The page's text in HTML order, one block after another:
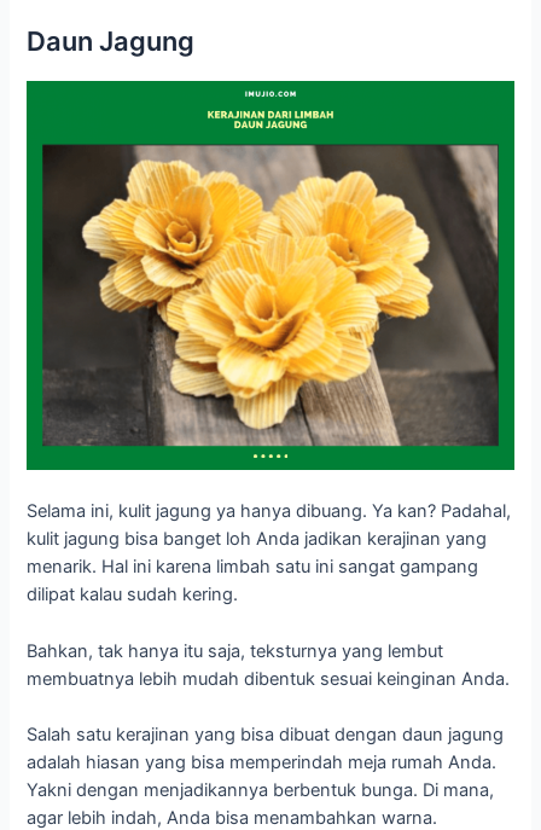
Daun Jagung
Selama ini, kulit jagung ya hanya dibuang. Ya kan? Padahal,
kulit jagung bisa banget loh Anda jadikan kerajinan yang
menarik. Hal ini karena limbah satu ini sangat gampang
dilipat kalau sudah kering.
Bahkan, tak hanya itu saja, teksturnya yang lembut
membuatnya lebih mudah dibentuk sesuai keinginan Anda.
Salah satu kerajinan yang bisa dibuat dengan daun jagung
adalah hiasan yang bisa memperindah meja rumah Anda.
Yakni dengan menjadikannya berbentuk bunga. Di mana,
agar lebih indah, Anda bisa menambahkan warna.